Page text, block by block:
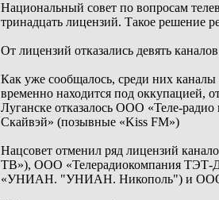
Национальный совет по вопросам
тринадцать лицензий. Такое решение
От лицензий отказались девять
Как уже сообщалось, среди них
временно находится под оккупацией,
Луганске отказалось ООО «Теле-
Скайвэй» (позывные «Kiss FM»)
Нацсовет отменил ряд лицензий
ТВ»), ООО «Телерадиокомпания ТЭТ-
«УНИАН. "УНИАН. Никополь") и